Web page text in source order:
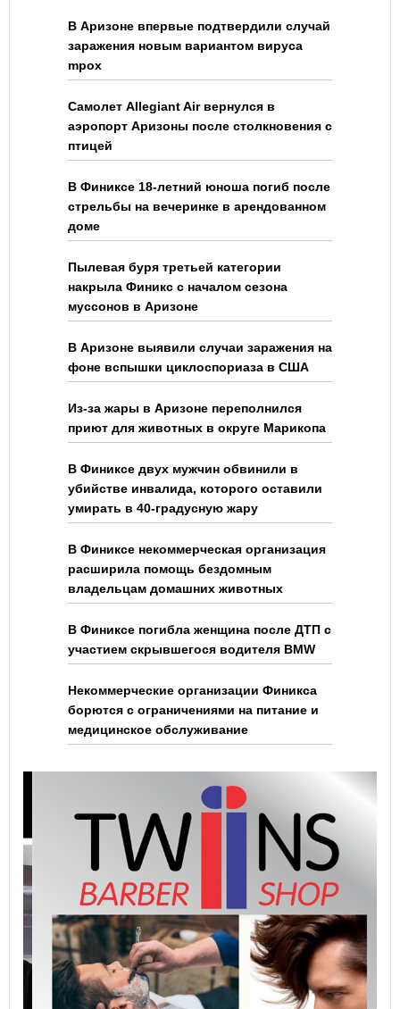
В Аризоне впервые подтвердили случай
заражения новым вариантом вируса
mpox
Самолет Allegiant Air вернулся в
аэропорт Аризоны после столкновения с
птицей
В Финиксе 18-летний юноша погиб после
стрельбы на вечеринке в арендованном
доме
Пылевая буря третьей категории
накрыла Финикс с началом сезона
муссонов в Аризоне
В Аризоне выявили случаи заражения на
фоне вспышки циклоспориаза в США
Из-за жары в Аризоне переполнился
приют для животных в округе Марикопа
В Финиксе двух мужчин обвинили в
убийстве инвалида, которого оставили
умирать в 40-градусную жару
В Финиксе некоммерческая организация
расширила помощь бездомным
владельцам домашних животных
В Финиксе погибла женщина после ДТП с
участием скрывшегося водителя BMW
Некоммерческие организации Финикса
борются с ограничениями на питание и
медицинское обслуживание